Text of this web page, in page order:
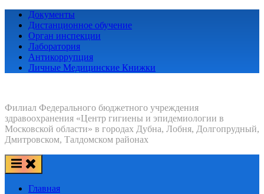
Skip
content
Документы
Дистанционное обучение
Орган инспекции
Лаборатория
Антикоррупция
Личные Медицинские Книжки
Филиал Федерального бюджетного учреждения
здравоохранения «Центр гигиены и эпидемиологии в
Московской области» в городах Дубна, Лобня, Долгопрудный,
Дмитровском, Талдомском районах
Главная